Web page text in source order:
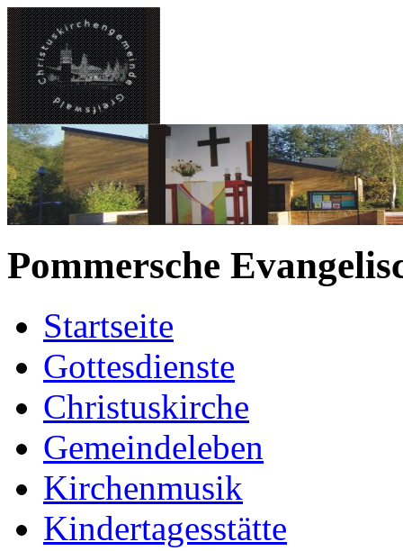
Pommersche
Startseite
Gottesdienste
Christuskirche
Gemeindeleben
Kirchenmusik
Kindertagesstätte